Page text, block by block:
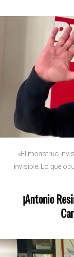
«El monstruo
invisible. Lo que
¡Antonio